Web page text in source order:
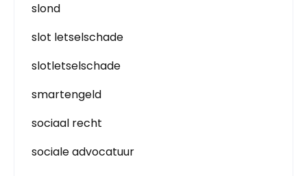
slond
slot letselschade
slotletselschade
smartengeld
sociaal recht
sociale advocatuur